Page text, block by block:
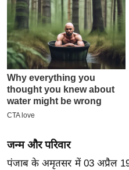
-
पे
प
र
मि
सा
ल
बे
मि
जन्म और परिवार
पंजाब के अमृतसर में 03 अप्रैल